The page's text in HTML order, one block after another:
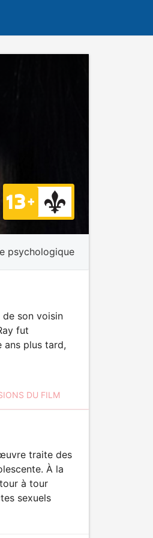
psychologique
de son voisin
fut
ans plus tard,
DU FILM
traite des
À la
à tour
sexuels